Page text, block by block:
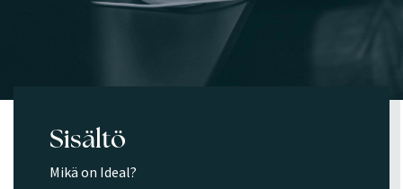
Sisältö
Mikä on Ideal?